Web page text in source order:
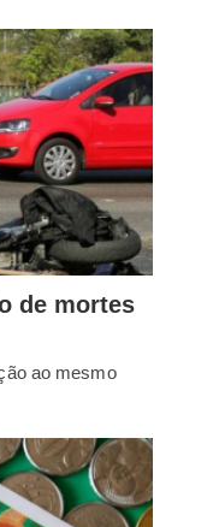
de mortes
ao mesmo